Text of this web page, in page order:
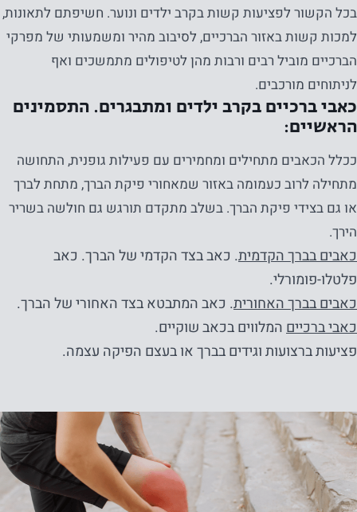
בכל הקשור לפציעות קשות בקרב ילדים ונוער. חשיפתם לתאונות,
למכות קשות באזור הברכיים, לסיבוב מהיר ומשמעותי של מפרקי
הברכיים מוביל רבים ורבות מהן לטיפולים מתמשכים ואף
לניתוחים מורכבים.
כאבי ברכיים בקרב ילדים ומתבגרים. התסמינים
הראשיים:
ככלל הכאבים מתחילים ומחמירים עם פעילות גופנית, התחושה
מתחילה לרוב כעמומה באזור שמאחורי פיקת הברך, מתחת לברך
או גם בצידי פיקת הברך. בשלב מתקדם תורגש גם חולשה בשריר
הירך.
כאבים בברך הקדמית. כאב בצד הקדמי של הברך. כאב
פלטלו-פומורלי.
כאבים בברך האחורית. כאב המתבטא בצד האחורי של הברך.
כאבי ברכייםהמלווים בכאב שוקיים.
פציעות ברצועות וגידים בברך או בעצם הפיקה עצמה.